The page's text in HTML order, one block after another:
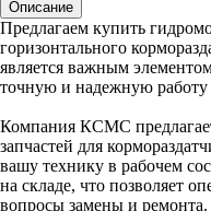
Описание
Предлагаем купить
горизонтального
является важным
точную и надежную работу
Компания КСМС
запчастей для
вашу технику в рабочем
на складе, что позволяет
вопросы замены и